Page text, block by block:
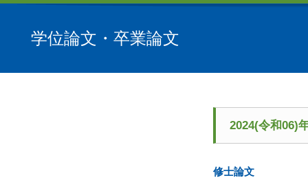
学位論文・卒業論文
2024(令和06)
修士論文